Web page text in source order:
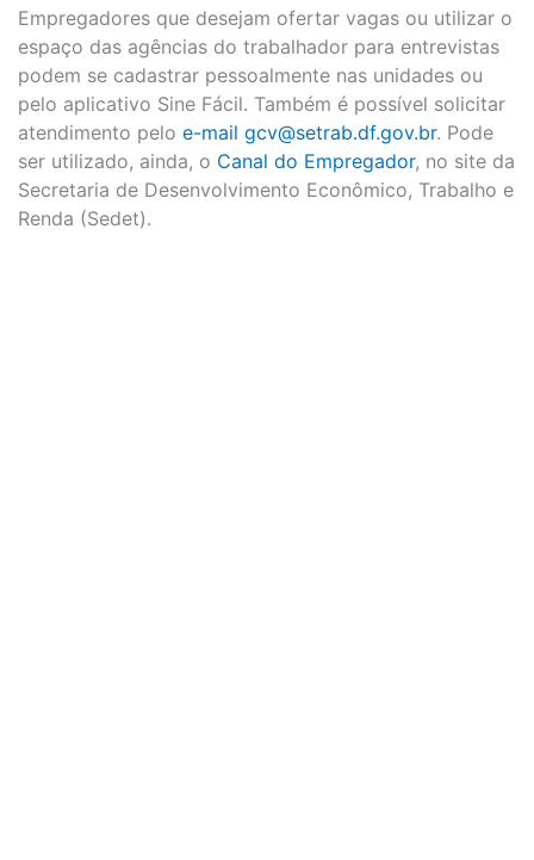
Empregadores que desejam ofertar vagas ou utilizar o
espaço das agências do trabalhador para entrevistas
podem se cadastrar pessoalmente nas unidades ou
pelo aplicativo Sine Fácil. Também é possível solicitar
atendimento pelo e-mail gcv@setrab.df.gov.br. Pode
ser utilizado, ainda, o Canal do Empregador, no site da
Secretaria de Desenvolvimento Econômico, Trabalho e
Renda (Sedet).